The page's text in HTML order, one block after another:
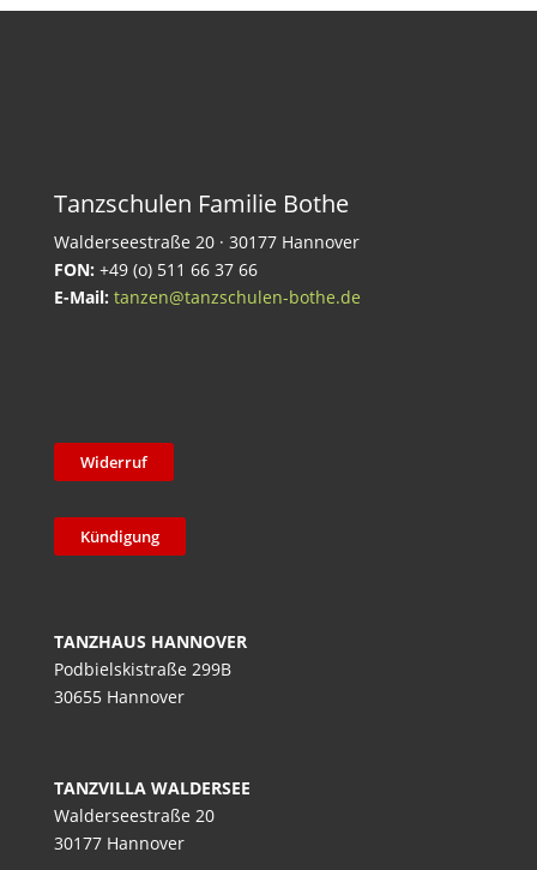
Tanzschulen Familie Bothe
Walderseestraße 20 · 30177 Hannover
FON: +49 (o) 511 66 37 66
E-Mail: tanzen@tanzschulen-bothe.de
Widerruf
Kündigung
TANZHAUS HANNOVER
Podbielskistraße 299B
30655 Hannover
TANZVILLA WALDERSEE
Walderseestraße 20
30177 Hannover